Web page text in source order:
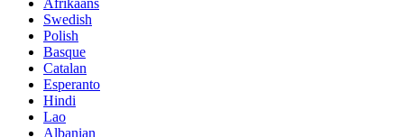
Swedish
Polish
Basque
Catalan
Esperanto
Hindi
Lao
Albanian